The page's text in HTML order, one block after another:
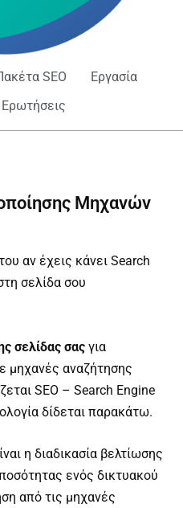
SEO
Εργασία
Μηχανών
αν έχεις κάνει Search
σελίδα σου
σελίδας σας για
μηχανές αναζήτησης
SEO – Search Engine
δίδεται παρακάτω.
η διαδικασία βελτίωσης
ενός δικτυακού
από τις μηχανές